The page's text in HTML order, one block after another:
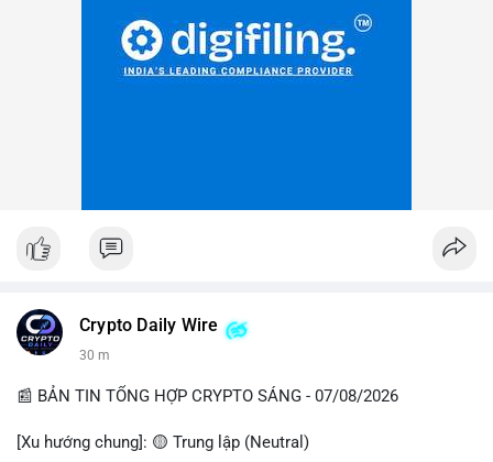
Crypto Daily Wire
30 m
📰 BẢN TIN TỔNG HỢP CRYPTO SÁNG - 07/08/2026
[Xu hướng chung]: 🟡 Trung lập (Neutral)